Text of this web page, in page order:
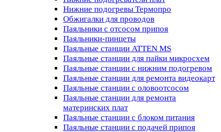
Нижние подогревы Термопро
Обжигалки для проводов
Паяльники с отсосом припоя
Паяльники-пинцеты
Паяльные станции ATTEN MS
Паяльные станции для пайки микросхем
Паяльные станции с нижним подогревом
Паяльные станции для ремонта видеокарт
Паяльные станции с оловоотсосом
Паяльные станции для ремонта
материнских плат
Паяльные станции с блоком питания
Паяльные станции с подачей припоя